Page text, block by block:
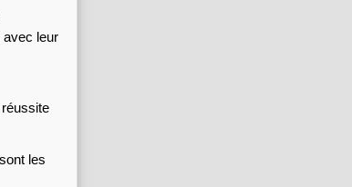
avec leur
réussite
les